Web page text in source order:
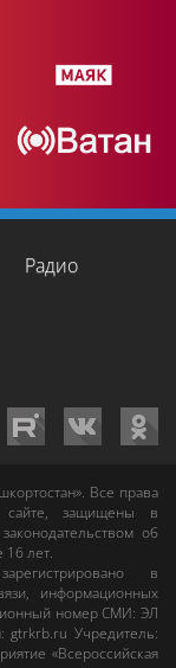
Радио
. Все права
защищены в
об
16 лет.
в
информационных
номер СМИ: ЭЛ
gtrkrb.ru Учредитель:
«Всероссийская